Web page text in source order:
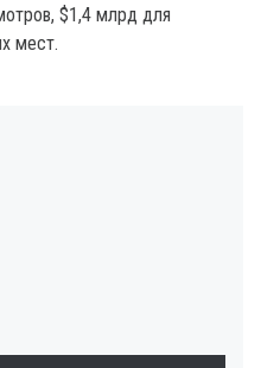
$1,4 млрд для
мест.